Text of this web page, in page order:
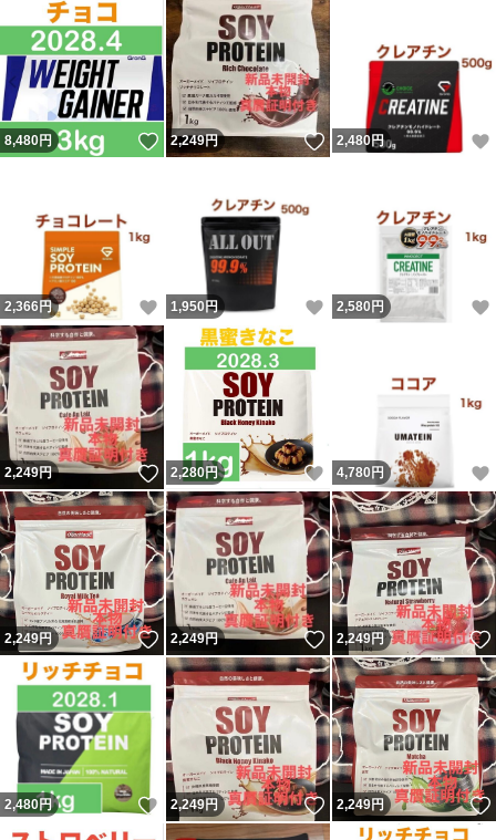
8,480円 いいね！
2,249円 いいね！
2,480円
2,366 円 いいね！
1,950 円 いいね！
2,580 円
2,249円 いいね！
2,280円 いいね！
4,780 円
2,249円 いいね！
2,249円 いいね！
2,249円
2,480円 いいね！
2,249円 いいね！
2,249円